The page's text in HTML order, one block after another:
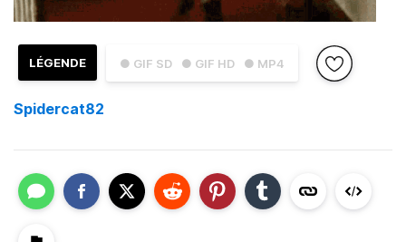
● GIF SD ● GIF HD ● MP4
LÉGENDE
Spidercat82